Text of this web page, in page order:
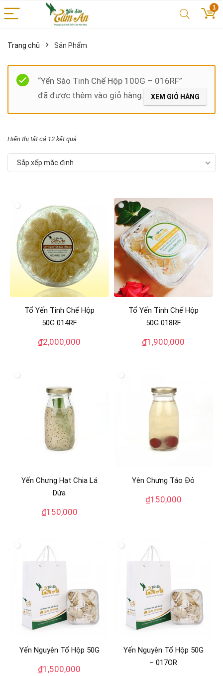
1
Trang chủ Sản Phẩm
“Yến Sào Tinh Chế Hộp 100G – 016RF”
đã được thêm vào giỏ hàng.
XEM GIỎ HÀNG
Hiển thị tất cả 12 kết quả
Sắp xếp mặc định
Tổ Yến Tinh Chế Hộp
50G 014RF
₫2,000,000
Tổ Yến Tinh Chế Hộp
50G 018RF
₫1,900,000
Yến Chưng Hạt Chia Lá
Dứa
₫150,000
Yên Chưng Táo Đỏ
₫150,000
Yến Nguyên Tổ Hộp 50G
₫1,500,000
Yến Nguyên Tổ Hộp 50G
– 017OR